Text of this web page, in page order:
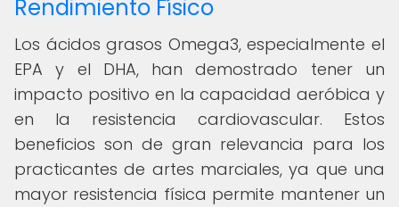
Rendimiento Físico
Los ácidos grasos Omega3, especialmente el
EPA y el DHA, han demostrado tener un
impacto positivo en la capacidad aeróbica y
en la resistencia cardiovascular. Estos
beneficios son de gran relevancia para los
practicantes de artes marciales, ya que una
mayor resistencia física permite mantener un